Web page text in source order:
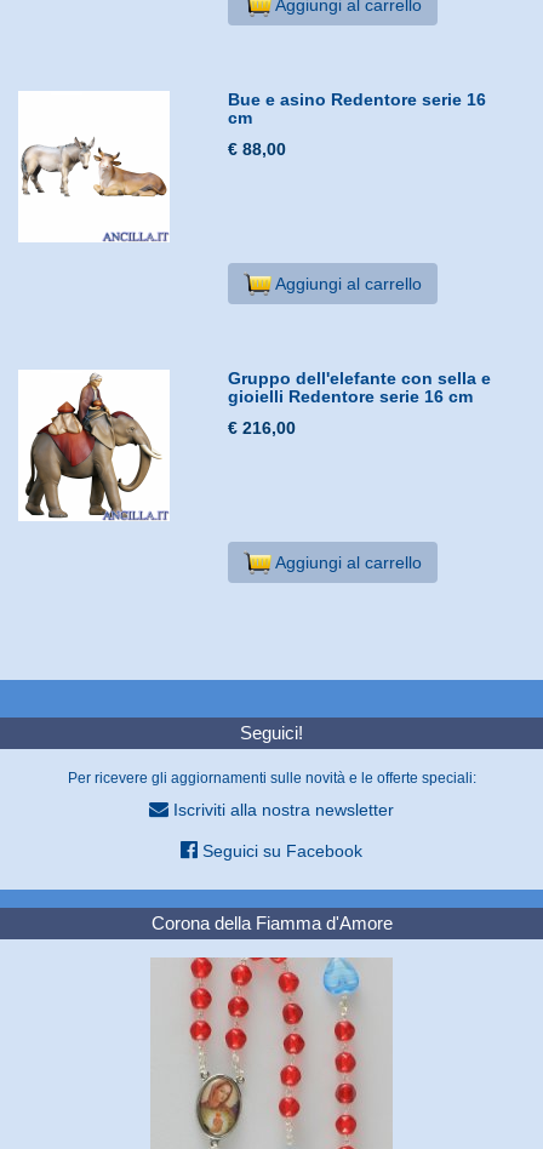
Aggiungi al carrello
Bue e asino Redentore serie 16
cm
€ 88,00
Aggiungi al carrello
Gruppo dell'elefante con sella e
gioielli Redentore serie 16 cm
€ 216,00
Aggiungi al carrello
Seguici!
Per ricevere gli aggiornamenti sulle novità e le offerte speciali:
Iscriviti alla nostra newsletter
Seguici su Facebook
Corona della Fiamma d'Amore